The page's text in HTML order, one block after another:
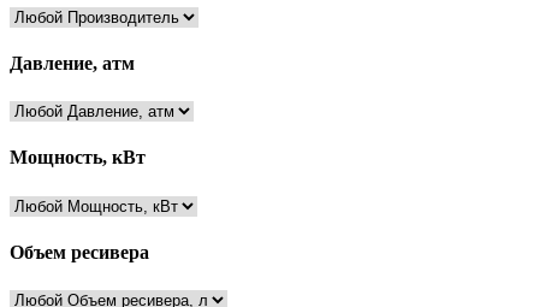
Давление, атм
Мощность, кВт
Объем ресивера